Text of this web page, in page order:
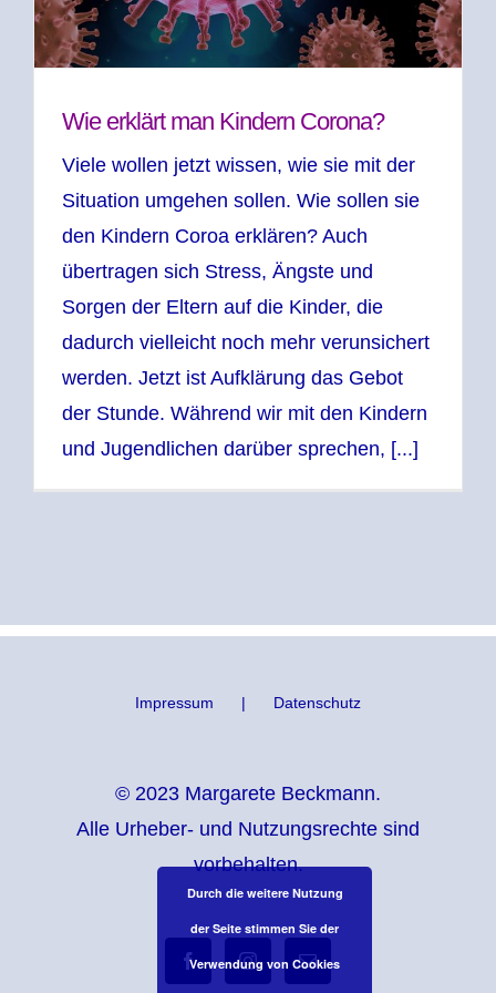
Wie erklärt man Kindern Corona?
Viele wollen jetzt wissen, wie sie mit der
Situation umgehen sollen. Wie sollen sie
den Kindern Coroa erklären? Auch
übertragen sich Stress, Ängste und
Sorgen der Eltern auf die Kinder, die
dadurch vielleicht noch mehr verunsichert
werden. Jetzt ist Aufklärung das Gebot
der Stunde. Während wir mit den Kindern
und Jugendlichen darüber sprechen, [...]
Impressum Datenschutz
© 2023 Margarete Beckmann.
Alle Urheber- und Nutzungsrechte sind
vorbehalten.
Durch die weitere Nutzung
der Seite stimmen Sie der
Verwendung von Cookies